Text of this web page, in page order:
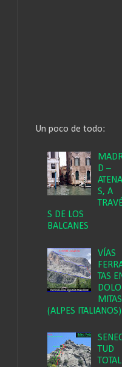
Un poco de todo:
D –
ATENA
S, A
S DE LOS
BALCANES
VÍAS
TAS
DOLO
MITAS
(ALPES ITALIANOS)
TUD
TOTAL